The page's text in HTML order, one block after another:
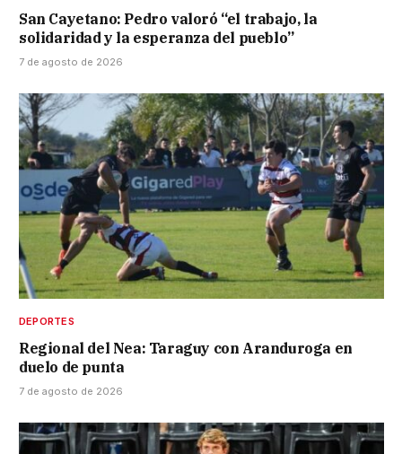
San Cayetano: Pedro valoró “el trabajo, la
solidaridad y la esperanza del pueblo”
7 de agosto de 2026
DEPORTES
Regional del Nea: Taraguy con Aranduroga en
duelo de punta
7 de agosto de 2026